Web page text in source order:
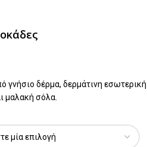
γνήσιο δέρμα, δερμάτινη εσωτερική
μαλακή σόλα.